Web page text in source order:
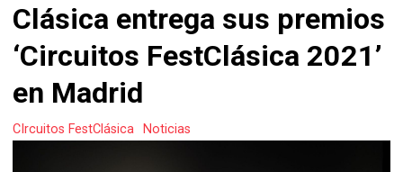
Clásica entrega sus premios
‘Circuitos FestClásica 2021’
en Madrid
CIrcuitos FestClásica Noticias